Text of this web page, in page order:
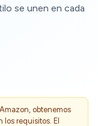
se unen en cada
obtenemos
requisitos. El